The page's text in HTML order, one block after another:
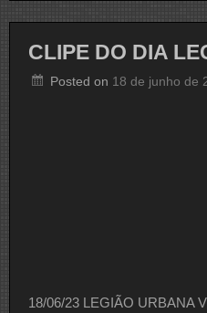
LEGIÃO
CLIPE DO DIA
Posted on 18 de junho de
18/06/23 LEGIÃO URBANA